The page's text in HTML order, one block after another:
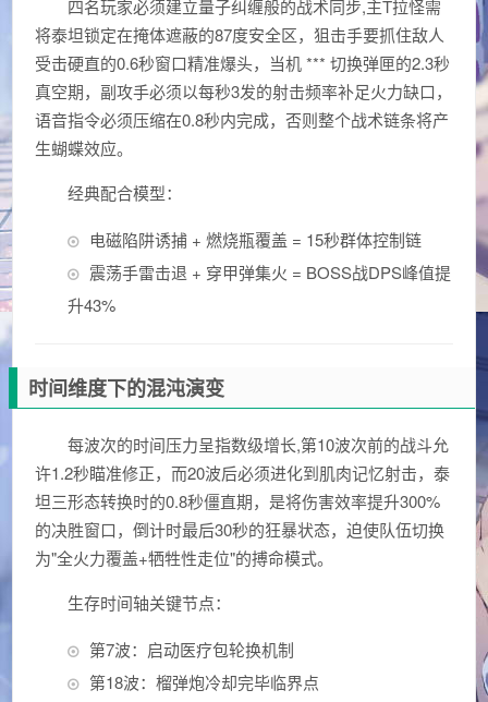
四名玩家必须建立量子纠缠般的战术同步,主T拉怪需
将泰坦锁定在掩体遮蔽的87度安全区，狙击手要抓住敌人
受击硬直的0.6秒窗口精准爆头，当机 *** 切换弹匣的2.3秒
真空期，副攻手必须以每秒3发的射击频率补足火力缺口，
语音指令必须压缩在0.8秒内完成，否则整个战术链条将产
生蝴蝶效应。
经典配合模型：
电磁陷阱诱捕 + 燃烧瓶覆盖 = 15秒群体控制链
震荡手雷击退 + 穿甲弹集火 = BOSS战DPS峰值提
升43%
时间维度下的混沌演变
每波次的时间压力呈指数级增长,第10波次前的战斗允
许1.2秒瞄准修正，而20波后必须进化到肌肉记忆射击，泰
坦三形态转换时的0.8秒僵直期，是将伤害效率提升300%
的决胜窗口，倒计时最后30秒的狂暴状态，迫使队伍切换
为"全火力覆盖+牺牲性走位"的搏命模式。
生存时间轴关键节点：
第7波：启动医疗包轮换机制
第18波：榴弹炮冷却完毕临界点